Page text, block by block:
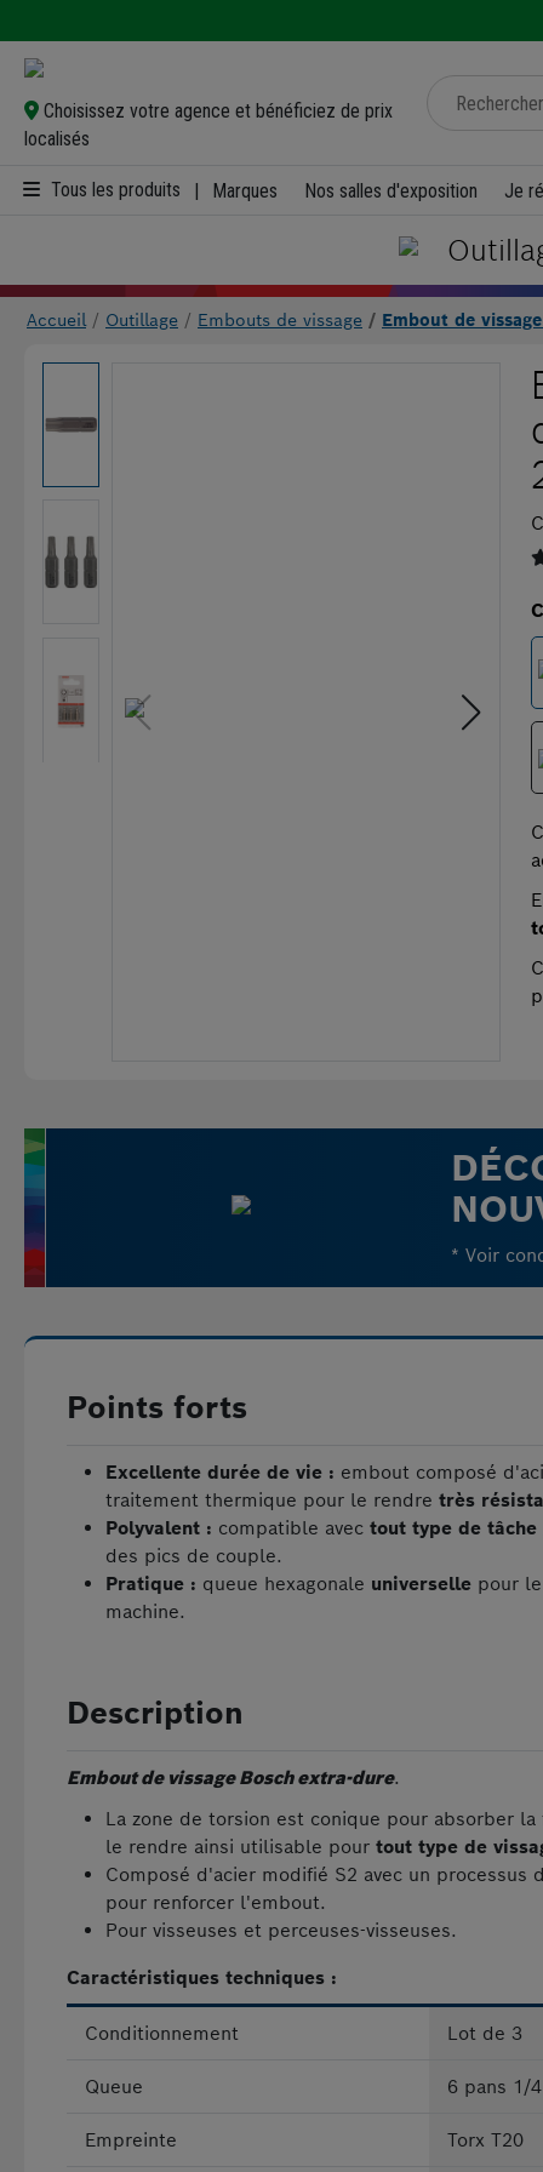
Choisissez votre agence et bénéficiez de prix
localisés
Tous les produits | Marques Nos salles d'exposition Je
Accueil Outillage Embouts de vissage Embout de
* Voir
Points forts
Excellente durée de vie : embout composé
traitement thermique pour le rendre très
Polyvalent : compatible avec tout type de tâche
des pics de couple.
Pratique : queue hexagonale universelle pour
machine.
Description
Embout de vissage Bosch extra-dure.
La zone de torsion est conique pour absorber
le rendre ainsi utilisable pour tout type de
Composé d'acier modifié S2 avec un processus
pour renforcer l'embout.
Pour visseuses et perceuses-visseuses.
Caractéristiques techniques :
Conditionnement Lot de 3
Queue 6 pans 1/
Empreinte Torx T20